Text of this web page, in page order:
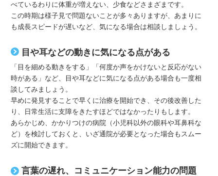
べているわりに体重が増えない、少食などさまざまです。
この時期は様子見で問題ないことが多々ありますが、あまりに
も成長スピードが遅いなど、気になる場合は相談しましょう。
目や耳などの動きに気になる点がある
「目を細める動きをする」「何度か声をかけないと反応がない
時がある」など、目や耳などに気になる点がある場合も一度相
談してみましょう。
早めに発見することで早くに治療を開始でき、その後改善した
り、日常生活に支障をきたすほどではなかったりもします。
あらかじめ、かかりつけの病院（小児科以外の眼科や耳鼻科な
ど）を検討しておくと、いざ通院が必要となった場合もスムー
ズに開始できます。
言葉の遅れ、コミュニケーション能力の問題